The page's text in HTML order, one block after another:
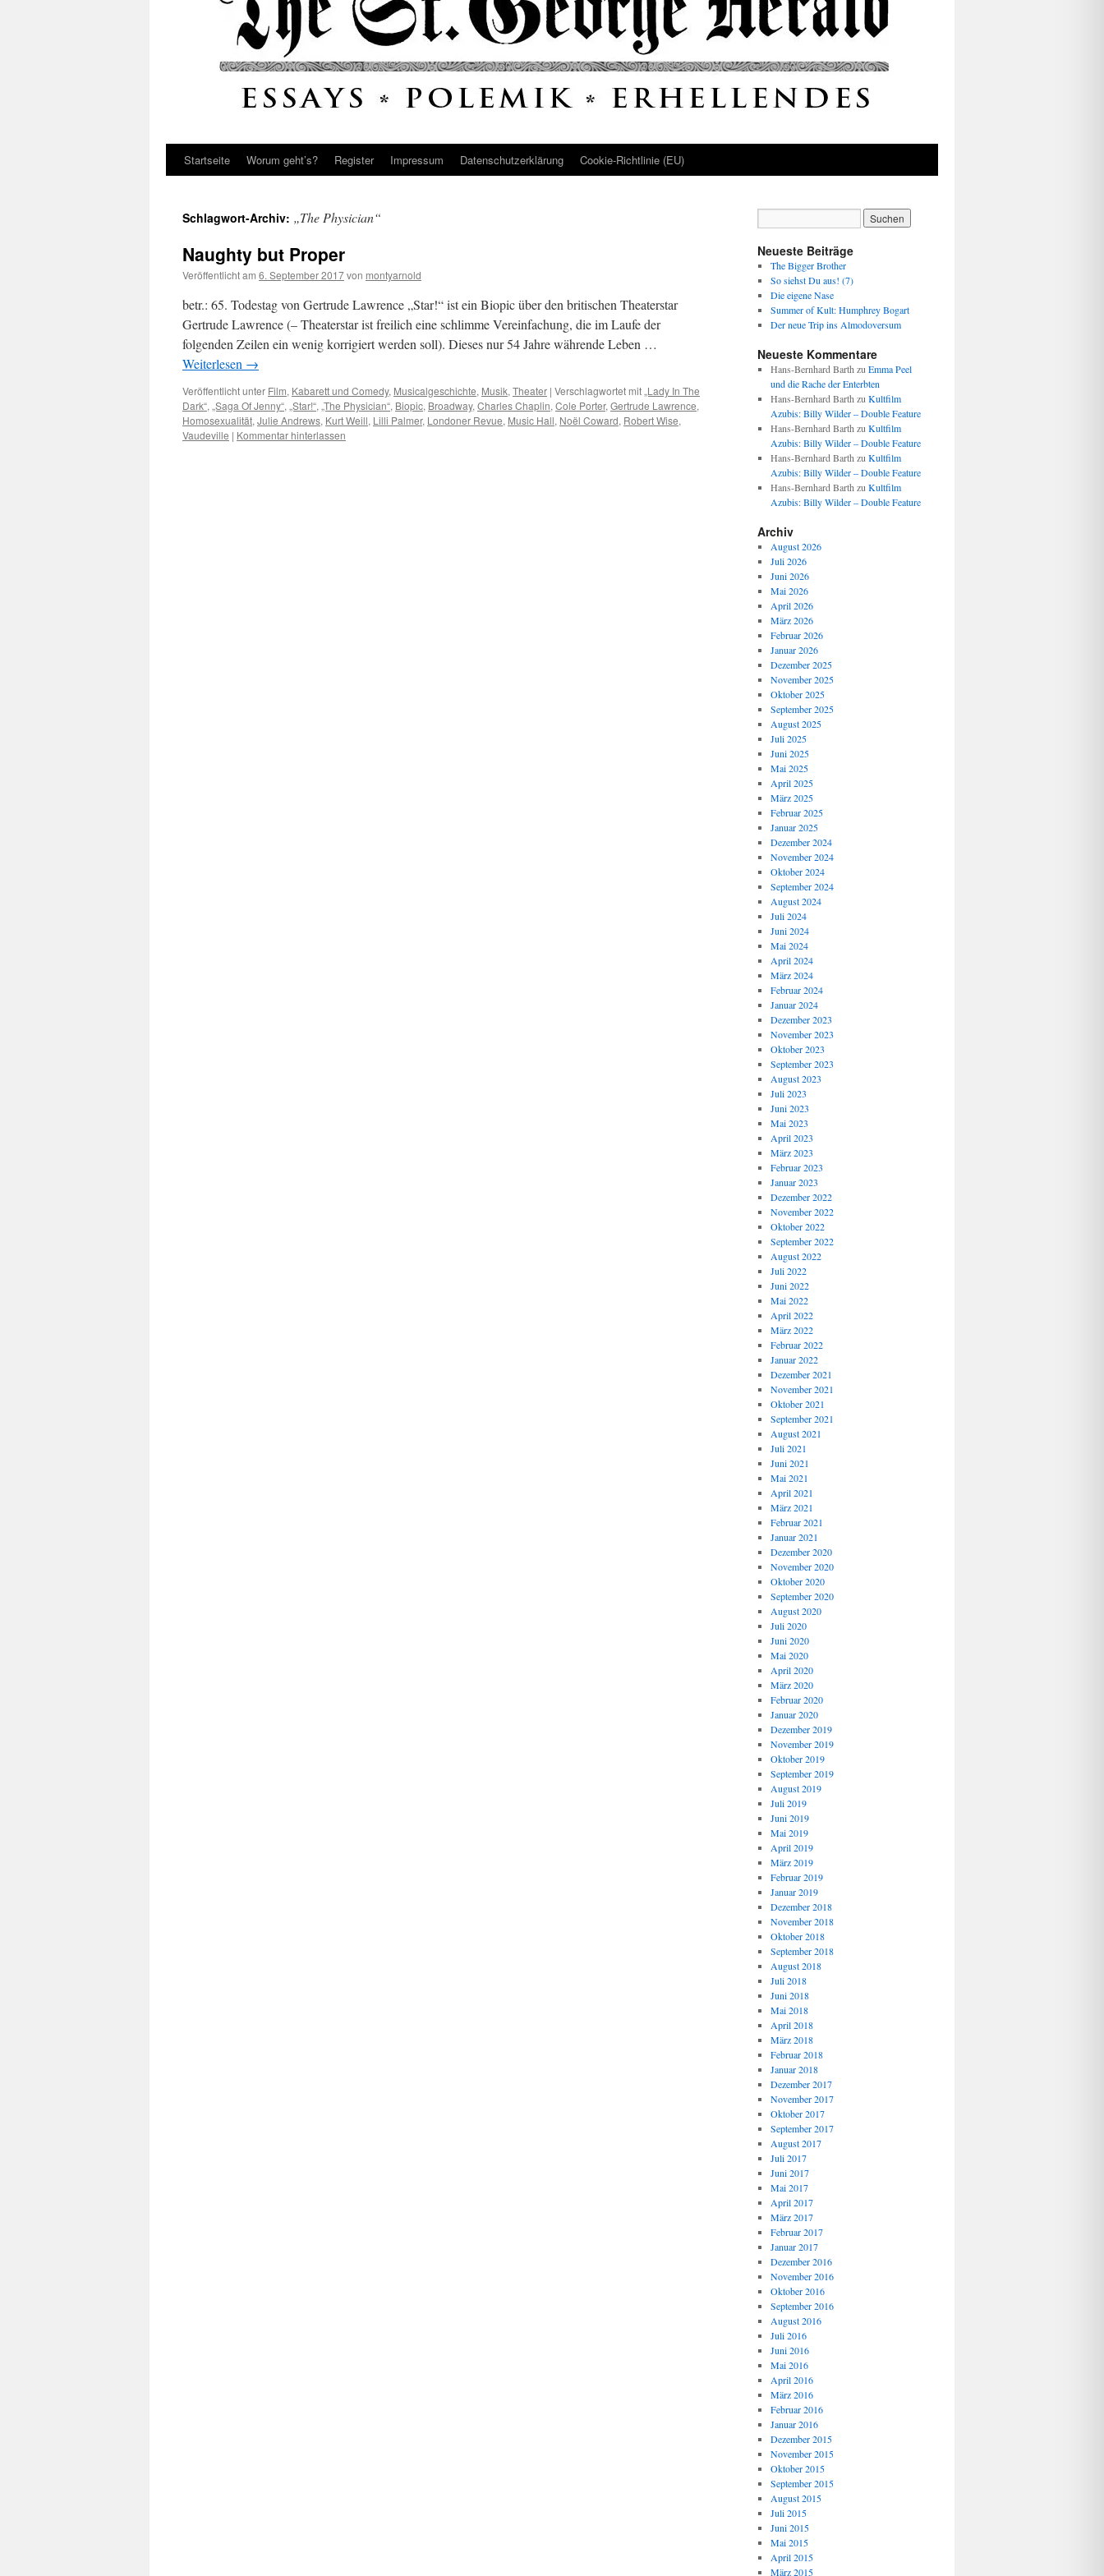
Startseite Worum geht’s? Register Impressum Datenschutz­erklärung Cookie-Richtlinie (EU)
Schlagwort-Archiv: „The Physician“
Naughty but Proper
Veröffentlicht am 6. September 2017von montyarnold
betr.: 65. Todestag von Gertrude Lawrence „Star!“ ist ein Biopic über den britischen Theaterstar
Gertrude Lawrence (– Theaterstar ist freilich eine schlimme Vereinfachung, die im Laufe der
folgenden Zeilen ein wenig korrigiert werden soll). Dieses nur 54 Jahre währende Leben …
Weiterlesen →
Veröffentlicht unter Film, Kabarett und Comedy, Musicalgeschichte, Musik, Theater | Verschlagwortet mit „Lady In The
Dark“, „Saga Of Jenny“, „Star!“, „The Physician“, Biopic, Broadway, Charles Chaplin, Cole Porter, Gertrude Lawrence,
Homosexualität, Julie Andrews, Kurt Weill, Lilli Palmer, Londoner Revue, Music Hall, Noël Coward, Robert Wise,
Vaudeville | Kommentar hinterlassen
Neueste Beiträge
The Bigger Brother
So siehst Du aus! (7)
Die eigene Nase
Summer of Kult: Humphrey Bogart
Der neue Trip ins Almodoversum
Neueste Kommentare
Hans-Bernhard Barth zu Emma Peel
und die Rache der Enterbten
Hans-Bernhard Barth zu Kultfilm
Azubis: Billy Wilder – Double Feature
Hans-Bernhard Barth zu Kultfilm
Azubis: Billy Wilder – Double Feature
Hans-Bernhard Barth zu Kultfilm
Azubis: Billy Wilder – Double Feature
Hans-Bernhard Barth zu Kultfilm
Azubis: Billy Wilder – Double Feature
Archiv
August 2026
Juli 2026
Juni 2026
Mai 2026
April 2026
März 2026
Februar 2026
Januar 2026
Dezember 2025
November 2025
Oktober 2025
September 2025
August 2025
Juli 2025
Juni 2025
Mai 2025
April 2025
März 2025
Februar 2025
Januar 2025
Dezember 2024
November 2024
Oktober 2024
September 2024
August 2024
Juli 2024
Juni 2024
Mai 2024
April 2024
März 2024
Februar 2024
Januar 2024
Dezember 2023
November 2023
Oktober 2023
September 2023
August 2023
Juli 2023
Juni 2023
Mai 2023
April 2023
März 2023
Februar 2023
Januar 2023
Dezember 2022
November 2022
Oktober 2022
September 2022
August 2022
Juli 2022
Juni 2022
Mai 2022
April 2022
März 2022
Februar 2022
Januar 2022
Dezember 2021
November 2021
Oktober 2021
September 2021
August 2021
Juli 2021
Juni 2021
Mai 2021
April 2021
März 2021
Februar 2021
Januar 2021
Dezember 2020
November 2020
Oktober 2020
September 2020
August 2020
Juli 2020
Juni 2020
Mai 2020
April 2020
März 2020
Februar 2020
Januar 2020
Dezember 2019
November 2019
Oktober 2019
September 2019
August 2019
Juli 2019
Juni 2019
Mai 2019
April 2019
März 2019
Februar 2019
Januar 2019
Dezember 2018
November 2018
Oktober 2018
September 2018
August 2018
Juli 2018
Juni 2018
Mai 2018
April 2018
März 2018
Februar 2018
Januar 2018
Dezember 2017
November 2017
Oktober 2017
September 2017
August 2017
Juli 2017
Juni 2017
Mai 2017
April 2017
März 2017
Februar 2017
Januar 2017
Dezember 2016
November 2016
Oktober 2016
September 2016
August 2016
Juli 2016
Juni 2016
Mai 2016
April 2016
März 2016
Februar 2016
Januar 2016
Dezember 2015
November 2015
Oktober 2015
September 2015
August 2015
Juli 2015
Juni 2015
Mai 2015
April 2015
März 2015